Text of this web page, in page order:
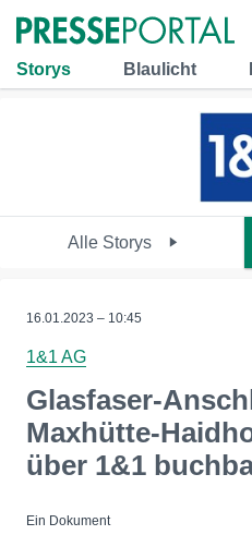
Storys Blaulicht
Alle Storys
16.01.2023 – 10:45
1&1 AG
Glasfaser-
Maxhütte-
über 1&1
Ein Dokument